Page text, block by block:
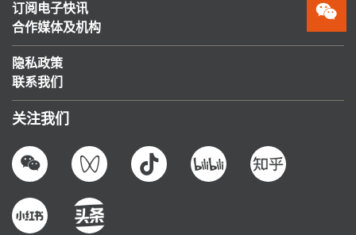
订阅电子快讯
合作媒体及机构
隐私政策
联系我们
关注我们